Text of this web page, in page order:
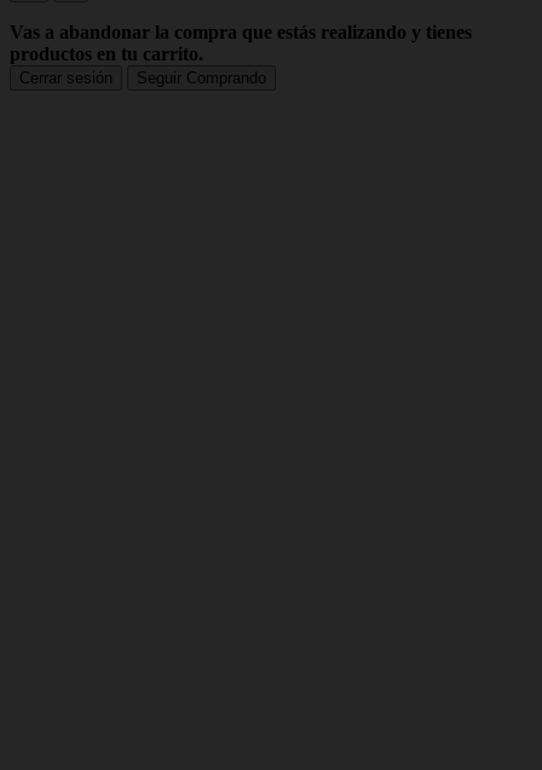
Vas a abandonar la compra que estás realizando y tienes
productos en tu carrito.
Cerrar sesión Seguir Comprando